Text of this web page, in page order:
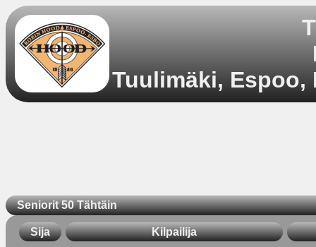
Tuulimäki, Espoo,
Seniorit 50 Tähtäin
Sija Kilpailija